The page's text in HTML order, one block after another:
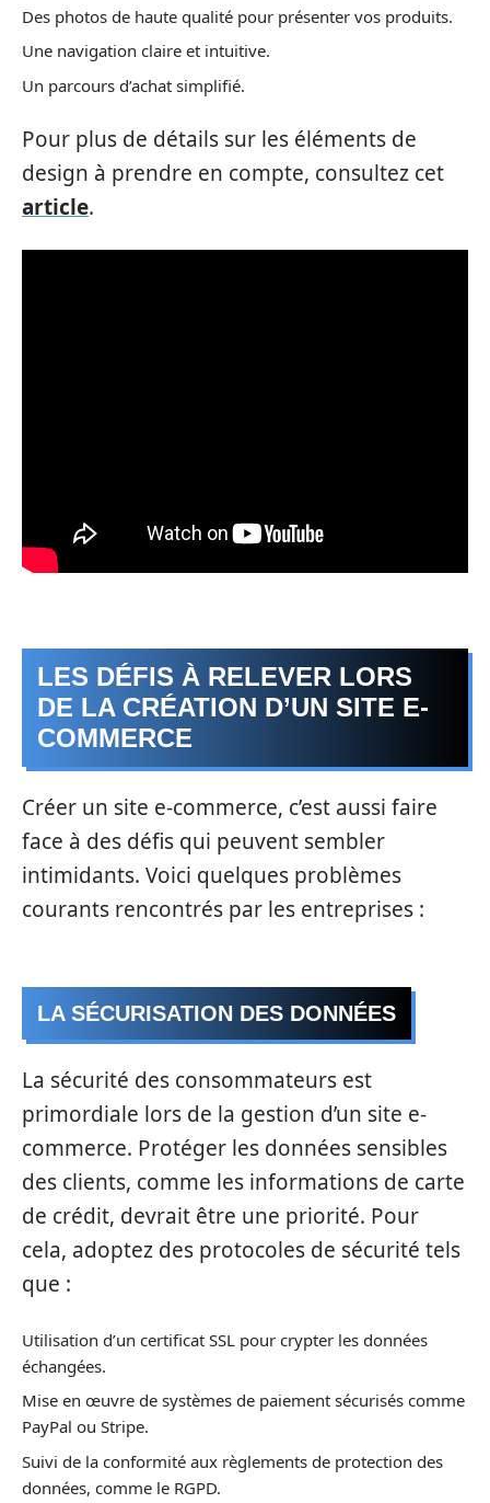
Des photos de haute qualité pour présenter vos produits.
Une navigation claire et intuitive.
Un parcours d’achat simplifié.
Pour plus de détails sur les éléments de
design à prendre en compte, consultez cet
article.
LES DÉFIS À RELEVER LORS
DE LA CRÉATION D’UN SITE E-
COMMERCE
Créer un site e-commerce, c’est aussi faire
face à des défis qui peuvent sembler
intimidants. Voici quelques problèmes
courants rencontrés par les entreprises :
LA SÉCURISATION DES DONNÉES
La sécurité des consommateurs est
primordiale lors de la gestion d’un site e-
commerce. Protéger les données sensibles
des clients, comme les informations de carte
de crédit, devrait être une priorité. Pour
cela, adoptez des protocoles de sécurité tels
que :
Utilisation d’un certificat SSL pour crypter les données
échangées.
Mise en œuvre de systèmes de paiement sécurisés comme
PayPal ou Stripe.
Suivi de la conformité aux règlements de protection des
données, comme le RGPD.